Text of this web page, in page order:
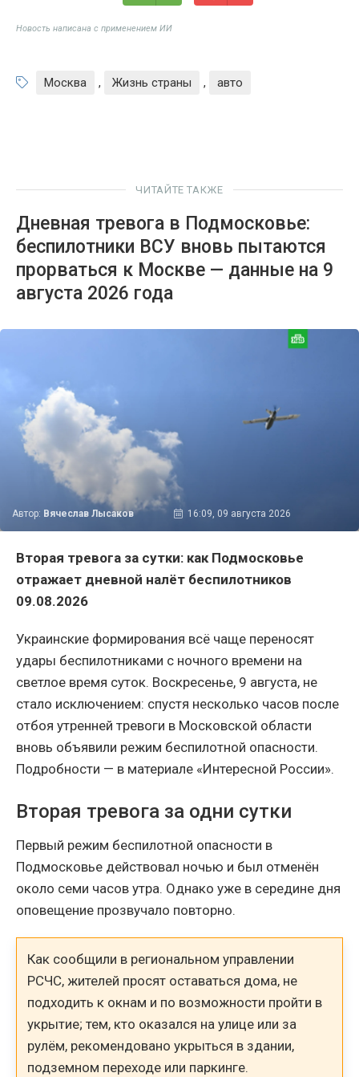
Новость написана с применением ИИ
Москва , Жизнь страны , авто
ЧИТАЙТЕ ТАКЖЕ
Дневная тревога в Подмосковье:
беспилотники ВСУ вновь пытаются
прорваться к Москве — данные на 9
августа 2026 года
Автор: Вячеслав Лысаков 16:09, 09 августа 2026
Вторая тревога за сутки: как Подмосковье
отражает дневной налёт беспилотников
09.08.2026
Украинские формирования всё чаще переносят
удары беспилотниками с ночного времени на
светлое время суток. Воскресенье, 9 августа, не
стало исключением: спустя несколько часов после
отбоя утренней тревоги в Московской области
вновь объявили режим беспилотной опасности.
Подробности — в материале «Интересной России».
Вторая тревога за одни сутки
Первый режим беспилотной опасности в
Подмосковье действовал ночью и был отменён
около семи часов утра. Однако уже в середине дня
оповещение прозвучало повторно.
Как сообщили в региональном управлении
РСЧС, жителей просят оставаться дома, не
подходить к окнам и по возможности пройти в
укрытие; тем, кто оказался на улице или за
рулём, рекомендовано укрыться в здании,
подземном переходе или паркинге.